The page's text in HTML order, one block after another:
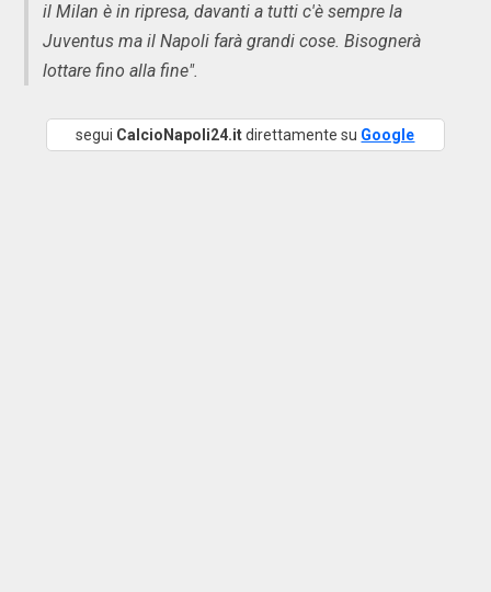
il Milan è in ripresa, davanti a tutti c'è sempre la
Juventus ma il Napoli farà grandi cose. Bisognerà
lottare fino alla fine".
segui CalcioNapoli24.itdirettamente su Google